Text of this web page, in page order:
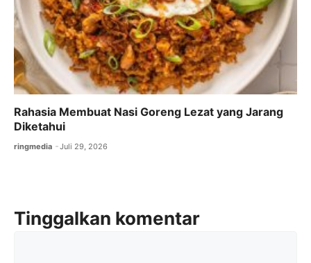
Rahasia Membuat Nasi Goreng Lezat yang Jarang
Diketahui
ringmedia Juli 29, 2026
Tinggalkan komentar